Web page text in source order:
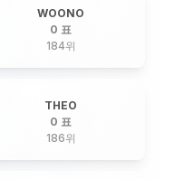
WOONO
0 표
184위
THEO
0 표
186위